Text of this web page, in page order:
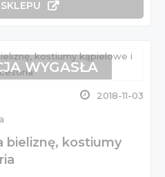
2018-11-03
bieliznę, kostiumy
WYGASŁA